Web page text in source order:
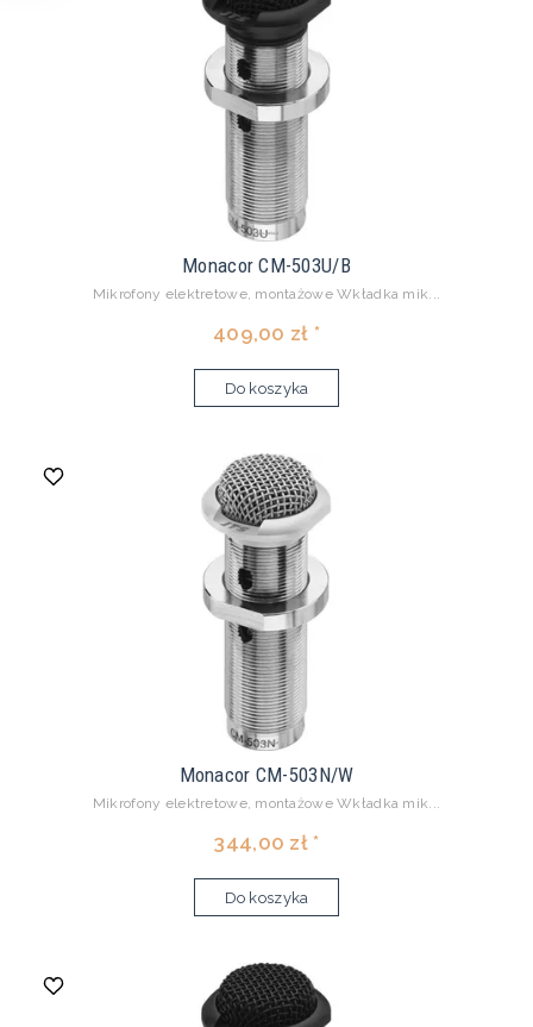
Monacor CM-503U/B
Mikrofony elektretowe, montażowe Wkładka mik...
409,00 zł *
Do koszyka
Monacor CM-503N/W
Mikrofony elektretowe, montażowe Wkładka mik...
344,00 zł *
Do koszyka